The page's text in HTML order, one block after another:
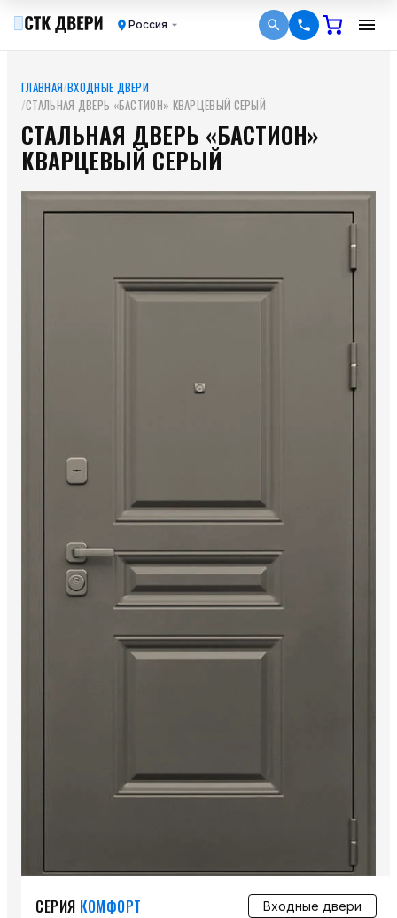
Россия
ГЛАВНАЯ/ВХОДНЫЕ ДВЕРИ
/СТАЛЬНАЯ ДВЕРЬ «БАСТИОН» КВАРЦЕВЫЙ СЕРЫЙ
СТАЛЬНАЯ ДВЕРЬ «БАСТИОН»
КВАРЦЕВЫЙ СЕРЫЙ
СЕРИЯ КОМФОРТ Входные двери